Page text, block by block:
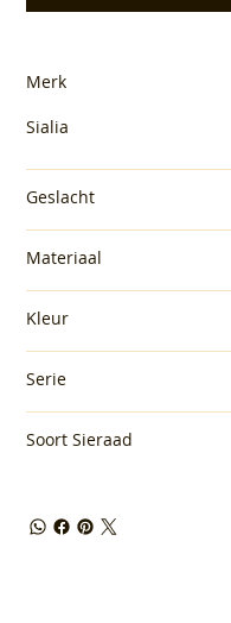
Merk
Sialia
Geslacht
Materiaal
Kleur
Serie
Soort Sieraad